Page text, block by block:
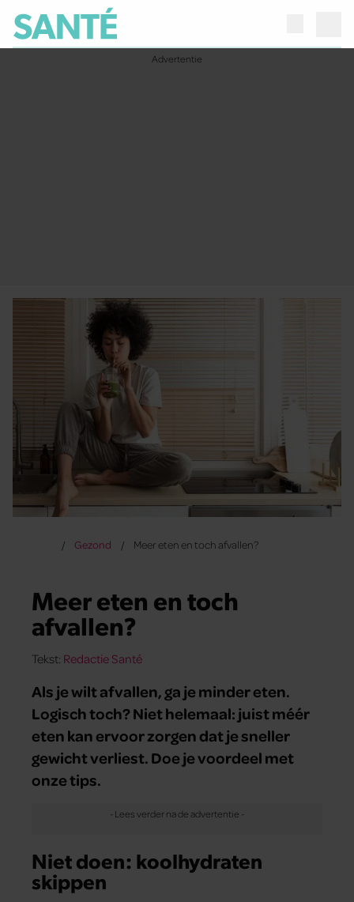
Gezond Meer eten en toch afvallen?
Meer eten en toch
afvallen?
Tekst: Redactie Santé
Als je wilt afvallen, ga je minder eten.
Logisch toch? Niet helemaal: juist méér
eten kan ervoor zorgen dat je sneller
gewicht verliest. Doe je voordeel met
onze tips.
Niet doen: koolhydraten
skippen